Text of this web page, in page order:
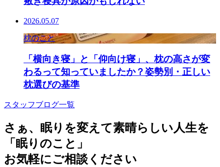
2026.05.07
枕のこと
「横向き寝」と「仰向け寝」、枕の高さが変
わるって知っていましたか？姿勢別・正しい
枕選びの基準
スタッフブログ一覧
さぁ、眠りを変えて素晴らしい人生を
「眠りのこと」
お気軽にご相談ください